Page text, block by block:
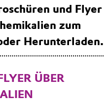
und Flyer
zum
Herunterladen.
ÜBER